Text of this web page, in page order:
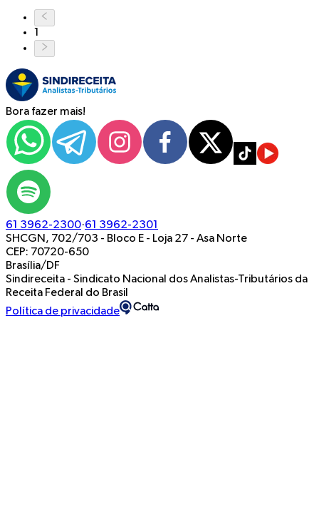
1
Bora fazer mais!
61 3962-2300·61 3962-2301
SHCGN, 702/703 - Bloco E - Loja 27 - Asa Norte
CEP: 70720-650
Brasília/DF
Sindireceita - Sindicato Nacional dos Analistas-Tributários da
Receita Federal do Brasil
Política de privacidade